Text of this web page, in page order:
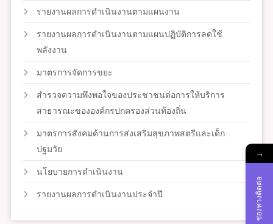
รายงานผลการดำเนินงานตามแผนงาน
รายงานผลการดำเนินงานตามแผนปฏิบัติการลดใช้
พลังงาน
มาตรการจัดการขยะ
สำรวจความพึงพอใจของประชาชนต่อการให้บริการ
สาธารณะขององค์กรปกครองส่วนท้องถิ่น
มาตรการสังคมด้านการส่งเสริมสุขภาพสตรีและเด็ก
ปฐมวัย
นโยบายการดำเนินงาน
รายงานผลการดำเนินงานประจำปี
→
ช่องทางติดต่อ